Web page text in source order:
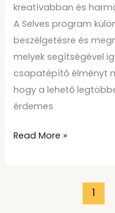
kreatívabban és
A Selves program
beszélgetésre és
melyek segítségével
csapatépítő élményt
hogy a lehető
érdemes
Read More »
1